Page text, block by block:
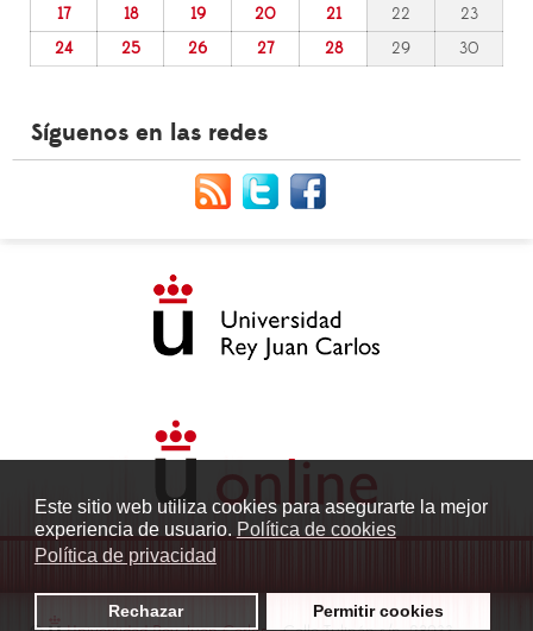
Este sitio web utiliza cookies para asegurarte la mejor
experiencia de usuario. Política de cookies
Política de privacidad
Rechazar Permitir cookies
17
18 19 20 21 22
23
24
25 26 27 28 29 30
Síguenos en las redes